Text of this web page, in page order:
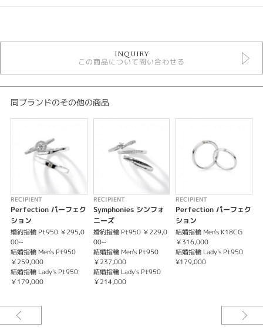
結婚指輪
RECIPIENT ＞ 結婚指輪
性別
デザインテイスト
結婚指輪 ゴージャス
紹介文
RECIPIENT〈レシピエント〉
Words ワーズ
言葉にするのは苦手だから、この指輪に想いを乗せて誓います
という思いの込められたシリーズです。
※価格は税込になります。
INQUIRY
この商品について問い合わせる
同ブランドのその他の商品
RECIPIENT
Perfection パーフェク
ション
婚約指輪 Pt950 ￥295,0
00~
結婚指輪 Men's Pt950
￥259,000
結婚指輪 Lady's Pt950
￥179,000
RECIPIENT
Symphonies シンフォ
ニーズ
婚約指輪 Pt950 ￥229,0
00~
結婚指輪 Men's Pt950
￥237,000
結婚指輪 Lady's Pt950
￥214,000
RECIPIENT
Perfection パーフェク
ション
結婚指輪 Men's K18CG
￥316,000
結婚指輪 Lady's Pt950
¥179,000